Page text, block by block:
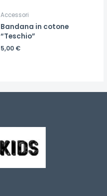
Accessori
Bandana in cotone
“Teschio”
5,00 €